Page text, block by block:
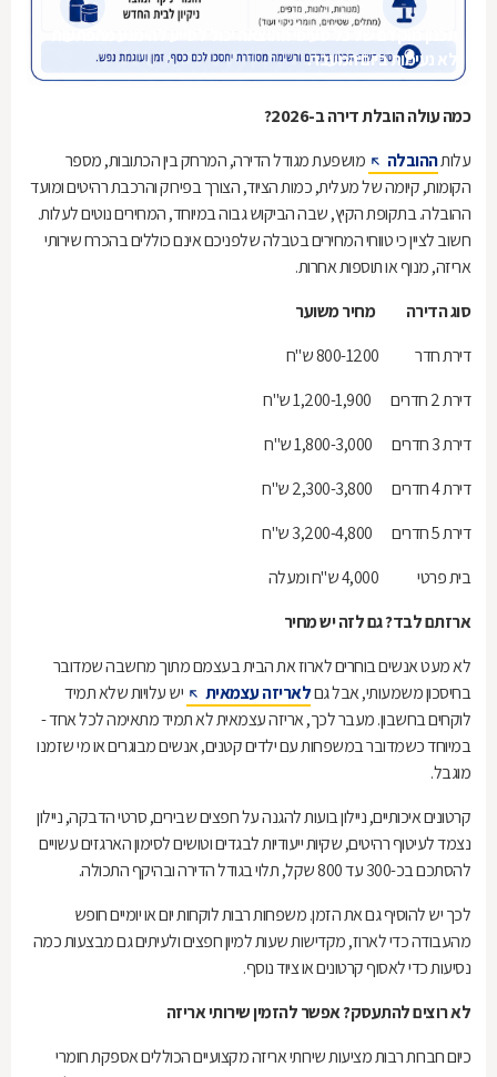
לא נעימות ביום המעבר.
כמה עולה הובלת דירה ב-2026?
עלותההובלה
מושפעת מגודל הדירה, המרחק בין הכתובות, מספר
הקומות, קיומה של מעלית, כמות הציוד, הצורך בפירוק והרכבת רהיטים ומועד
ההובלה. בתקופת הקיץ, שבה הביקוש גבוה במיוחד, המחירים נוטים לעלות.
חשוב לציין כי טווחי המחירים בטבלה שלפניכם אינם כוללים בהכרח שירותי
אריזה, מנוף או תוספות אחרות.
סוג הדירה מחיר משוער
דירת חדר 800-1200 ש"ח
דירת 2 חדרים 1,200-1,900 ש"ח
דירת 3 חדרים 1,800-3,000 ש"ח
דירת 4 חדרים 2,300-3,800 ש"ח
דירת 5 חדרים 3,200-4,800 ש"ח
בית פרטי 4,000 ש"ח ומעלה
ארזתם לבד? גם לזה יש מחיר
לא מעט אנשים בוחרים לארוז את הבית בעצמם מתוך מחשבה שמדובר
בחיסכון משמעותי, אבל גםלאריזה עצמאית
יש עלויות שלא תמיד
לוקחים בחשבון. מעבר לכך, אריזה עצמאית לא תמיד מתאימה לכל אחד-
במיוחד כשמדובר במשפחות עם ילדים קטנים, אנשים מבוגרים או מי שזמנו
מוגבל.
קרטונים איכותיים, ניילון בועות להגנה על חפצים שבירים, סרטי הדבקה, ניילון
נצמד לעיטוף רהיטים, שקיות ייעודיות לבגדים וטושים לסימון הארגזים עשויים
להסתכם בכ-300 עד 800 שקל, תלוי בגודל הדירה ובהיקף התכולה.
לכך יש להוסיף גם את הזמן. משפחות רבות לוקחות יום או יומיים חופש
מהעבודה כדי לארוז, מקדישות שעות למיון חפצים ולעיתים גם מבצעות כמה
נסיעות כדי לאסוף קרטונים או ציוד נוסף.
לא רוצים להתעסק? אפשר להזמין שירותי אריזה
כיום חברות רבות מציעות שירותי אריזה מקצועיים הכוללים אספקת חומרי